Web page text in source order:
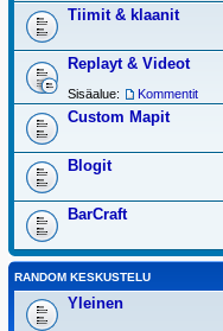
Tiimit & klaanit
Replayt & Videot
Sisäalue: Kommentit
Custom Mapit
Blogit
BarCraft
RANDOM KESKUSTELU
Yleinen